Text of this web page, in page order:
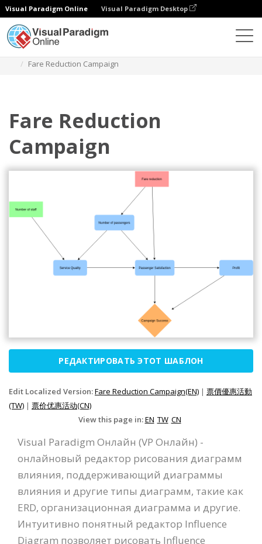
Visual Paradigm Online Visual Paradigm Desktop
Fare Reduction Campaign
Fare Reduction
Campaign
РЕДАКТИРОВАТЬ ЭТОТ ШАБЛОН
Edit Localized Version:Fare Reduction Campaign(EN) | 票價優惠活動
(TW) | 票价优惠活动(CN)
View this page in:EN TW CN
Visual Paradigm Онлайн (VP Онлайн) -
онлайновый редактор рисования диаграмм
влияния, поддерживающий диаграммы
влияния и другие типы диаграмм, такие как
ERD, организационная диаграмма и другие.
Интуитивно понятный редактор Influence
Diagram позволяет рисовать Influence